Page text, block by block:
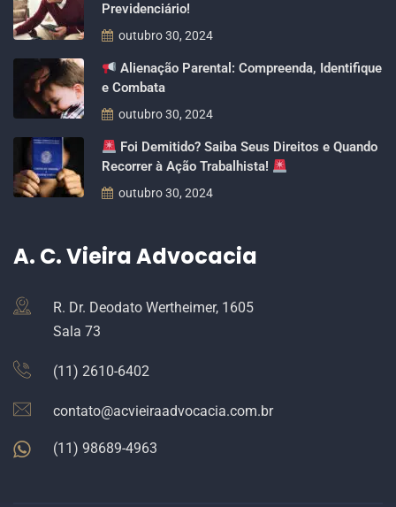
Previdenciário!
outubro 30, 2024
Alienação Parental: Compreenda, Identifique
e Combata
outubro 30, 2024
Foi Demitido? Saiba Seus Direitos e Quando
Recorrer à Ação Trabalhista!
outubro 30, 2024
A. C. Vieira Advocacia
R. Dr. Deodato Wertheimer, 1605
Sala 73
(11) 2610-6402
contato@acvieiraadvocacia.com.br
(11) 98689-4963